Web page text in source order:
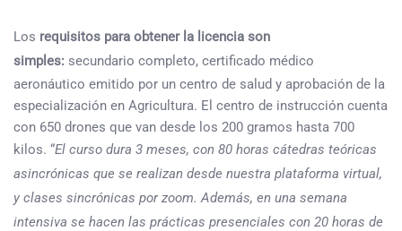
Los requisitos para obtener la licencia son
simples: secundario completo, certificado médico
aeronáutico emitido por un centro de salud y aprobación de la
especialización en Agricultura. El centro de instrucción cuenta
con 650 drones que van desde los 200 gramos hasta 700
kilos. “El curso dura 3 meses, con 80 horas cátedras teóricas
asincrónicas que se realizan desde nuestra plataforma virtual,
y clases sincrónicas por zoom. Además, en una semana
intensiva se hacen las prácticas presenciales con 20 horas de